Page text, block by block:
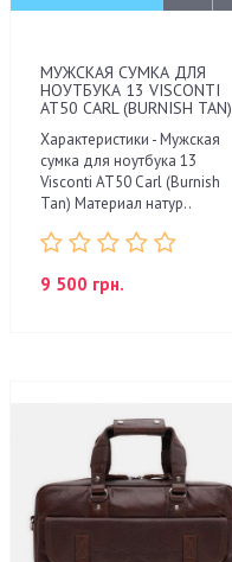
МУЖСКАЯ СУМКА ДЛЯ
НОУТБУКА 13 VISCONTI
AT50 CARL (BURNISH TAN)
Характеристики - Мужская
сумка для ноутбука 13
Visconti AT50 Carl (Burnish
Tan) Материал натур..
9 500 грн.